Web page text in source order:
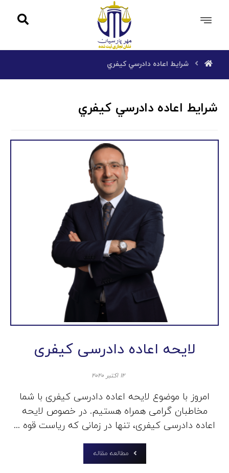
شرايط اعاده دادرسي كيفري
شرايط اعاده دادرسي كيفري
لایحه اعاده دادرسی کیفری
۱۲ اکتبر ۲۰۲۰
امروز با موضوع لایحه اعاده دادرسی کیفری با شما
مخاطبان گرامی همراه هستیم. در خصوص لایحه
اعاده دادرسی کیفری، تنها در زمانی که ریاست قوه ...
مطالعه مقاله